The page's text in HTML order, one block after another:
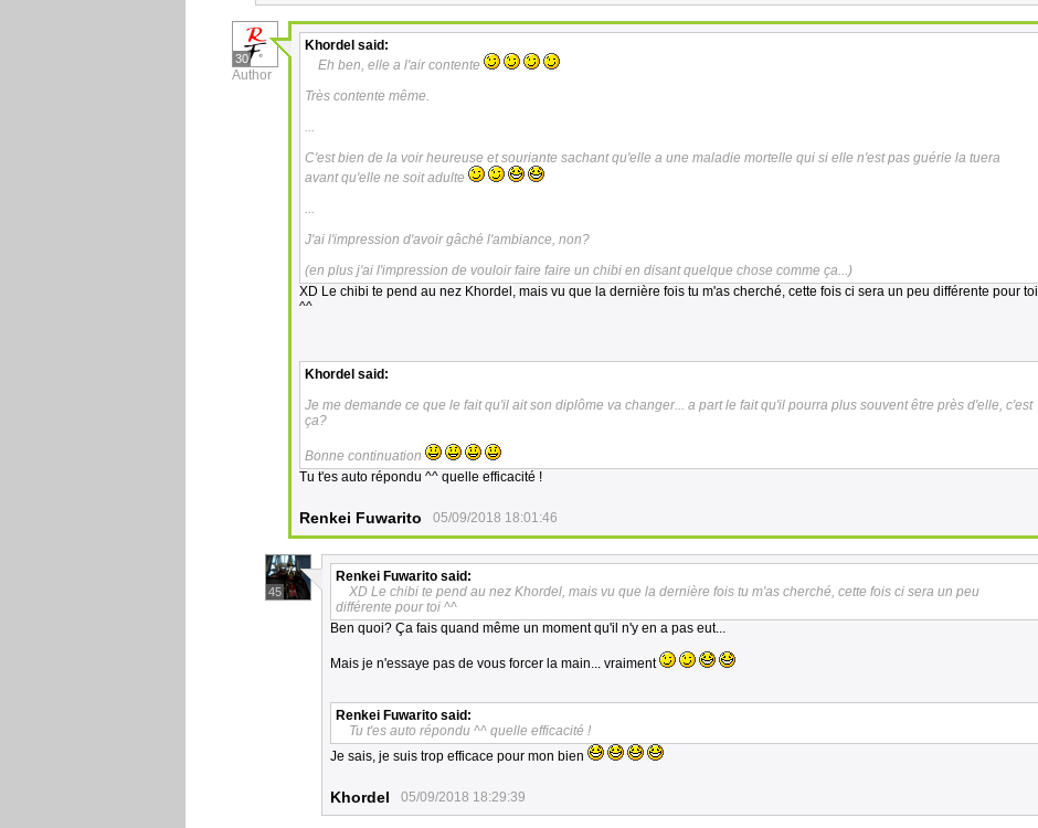
30
Author
Khordel said:
Eh ben, elle a l'air contente
Très contente même.
...
C'est bien de la voir heureuse et souriante sachant qu'elle a une maladie mortelle qui si elle n'est pas guérie la tuera
avant qu'elle ne soit adulte
...
J'ai l'impression d'avoir gâché l'ambiance, non?
(en plus j'ai l'impression de vouloir faire faire un chibi en disant quelque chose comme ça...)
XD Le chibi te pend au nez Khordel, mais vu que la dernière fois tu m'as cherché, cette fois ci sera un peu différente pour toi
^^
Khordel said:
Je me demande ce que le fait qu'il ait son diplôme va changer... a part le fait qu'il pourra plus souvent être près d'elle, c'est
ça?
Bonne continuation
Tu t'es auto répondu ^^ quelle efficacité !
Renkei Fuwarito 05/09/2018 18:01:46
45
Renkei Fuwarito said:
XD Le chibi te pend au nez Khordel, mais vu que la dernière fois tu m'as cherché, cette fois ci sera un peu
différente pour toi ^^
Ben quoi? Ça fais quand même un moment qu'il n'y en a pas eut...
Mais je n'essaye pas de vous forcer la main... vraiment
Renkei Fuwarito said:
Tu t'es auto répondu ^^ quelle efficacité !
Je sais, je suis trop efficace pour mon bien
Khordel 05/09/2018 18:29:39